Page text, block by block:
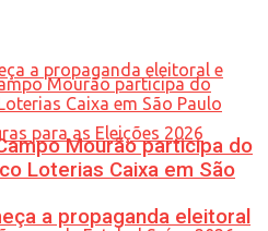
a propaganda eleitoral
Mourão participa do
Loterias Caixa em São